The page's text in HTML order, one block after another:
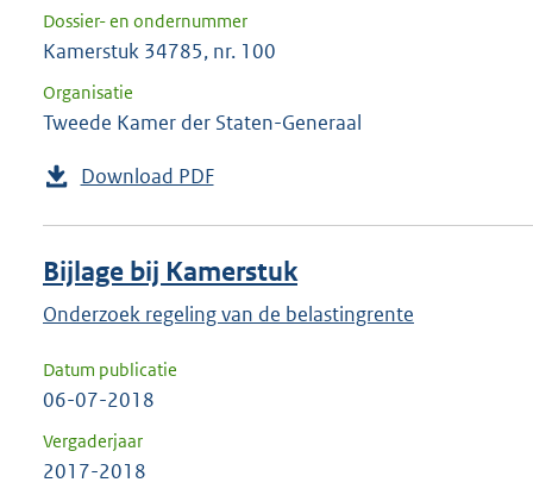
Dossier- en ondernummer
Kamerstuk 34785, nr. 100
Organisatie
Tweede Kamer der Staten-Generaal
Download PDF
Bijlage bij Kamerstuk
Onderzoek regeling van de belastingrente
Datum publicatie
06-07-2018
Vergaderjaar
2017-2018